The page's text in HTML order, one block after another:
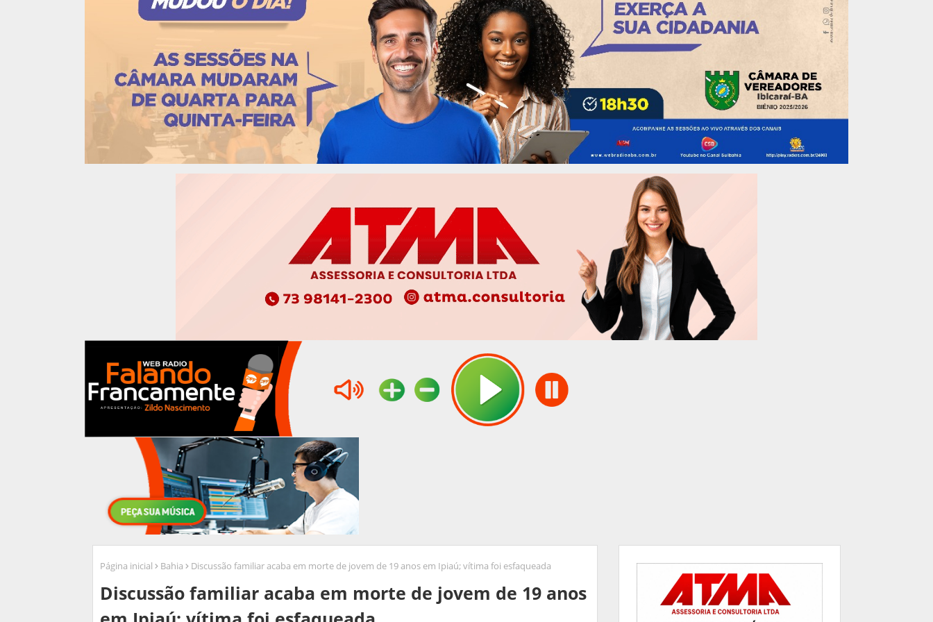
Página inicial Bahia Discussão familiar acaba em morte de jovem de 19 anos em Ipiaú; vítima foi esfaqueada
Discussão familiar acaba em morte de jovem de 19 anos